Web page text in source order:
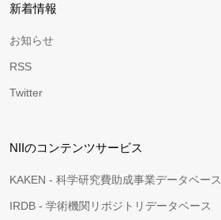
新着情報
お知らせ
RSS
Twitter
NIIのコンテンツサービス
KAKEN - 科学研究費助成事業データベース
IRDB - 学術機関リポジトリデータベース